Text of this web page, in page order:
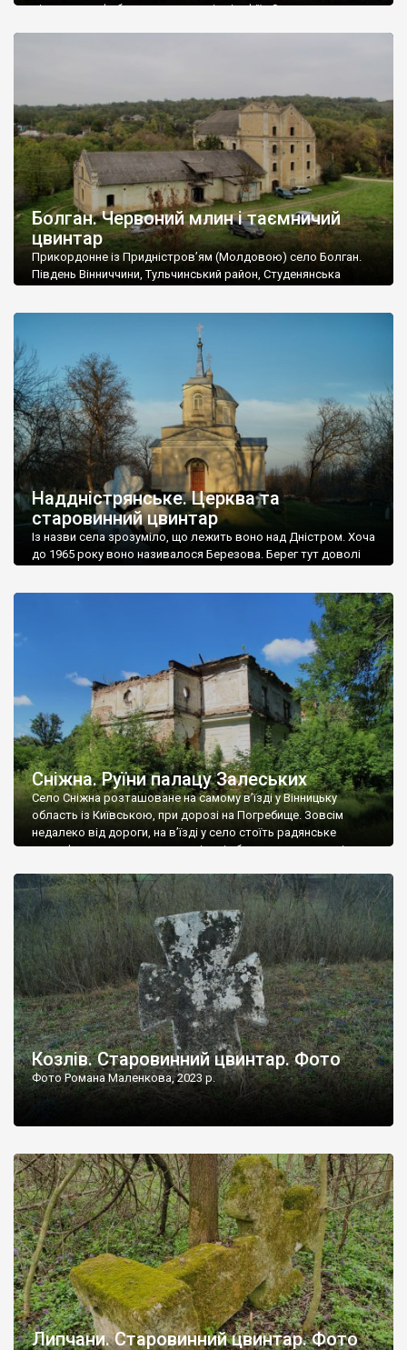
віднести до фабричних, польські епітафії… Загалом цвинтар
Болган. Червоний млин і таємничий
цвинтар
Прикордонне із Придністров’ям (Молдовою) село Болган.
Південь Вінниччини, Тульчинський район, Студенянська
старовинний цвинтар із кам’яними хрестами. Всі епітафії, які
збереглися, написані кирилицею, церковнослов’янською
мовою. За всіма традиційними ознаками – цвинтар
український. Хрести датуються 19 століттям. У 1924-1940
роках Болган […]
Наддністрянське. Церква та
старовинний цвинтар
Із назви села зрозуміло, що лежить воно над Дністром. Хоча
до 1965 року воно називалося Березова. Берег тут доволі
Наддністрянське відрізняється від більшості навколишніх
сіл. У селі є мурована Михайлівська церква. Точної дати […]
Сніжна. Руїни палацу Залеських
Село Сніжна розташоване на самому в’їзді у Вінницьку
область із Київською, при дорозі на Погребище. Зовсім
недалеко від дороги, на в’їзді у село стоїть радянське
рельєфне пано, яке показує жінку і яблуню, а трохи далі, десь
не видно, але видно дві стареньких колії у траві – […]
Козлів. Старовинний цвинтар. Фото
Фото Романа Маленкова, 2023 р.
Липчани. Старовинний цвинтар. Фото